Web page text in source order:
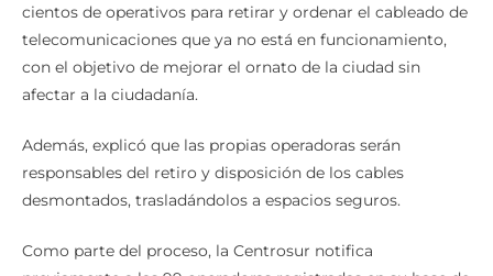
cientos de operativos para retirar y ordenar el cableado de
telecomunicaciones que ya no está en funcionamiento,
con el objetivo de mejorar el ornato de la ciudad sin
afectar a la ciudadanía.
Además, explicó que las propias operadoras serán
responsables del retiro y disposición de los cables
desmontados, trasladándolos a espacios seguros.
Como parte del proceso, la Centrosur notifica